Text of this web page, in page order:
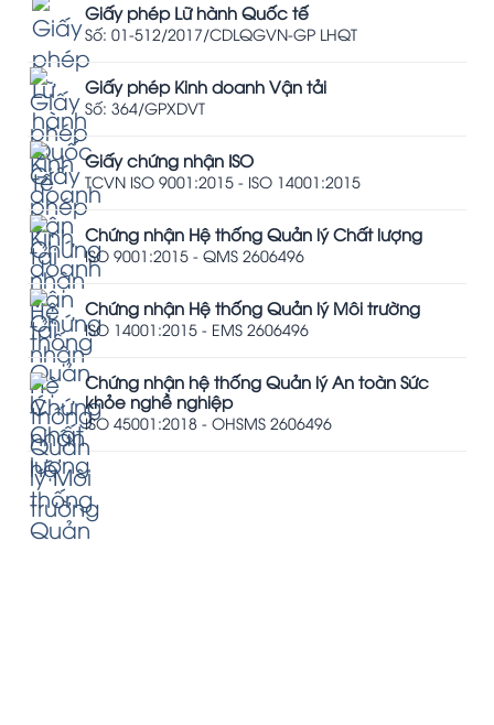
Giấy phép Lữ hành Quốc tế
Số: 01-512/2017/CDLQGVN-GP LHQT
Giấy phép Kinh doanh Vận tải
Số: 364/GPXDVT
Giấy chứng nhận ISO
TCVN ISO 9001:2015 - ISO 14001:2015
Chứng nhận Hệ thống Quản lý Chất lượng
ISO 9001:2015 - QMS 2606496
Chứng nhận Hệ thống Quản lý Môi trường
ISO 14001:2015 - EMS 2606496
Chứng nhận hệ thống Quản lý An toàn Sức
khỏe nghề nghiệp
ISO 45001:2018 - OHSMS 2606496